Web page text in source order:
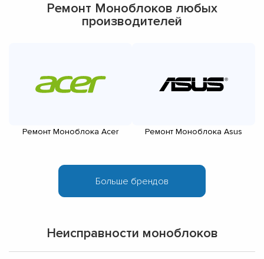
Ремонт Моноблоков любых
производителей
Ремонт Моноблока Acer Ремонт Моноблока Asus
Неисправности моноблоков